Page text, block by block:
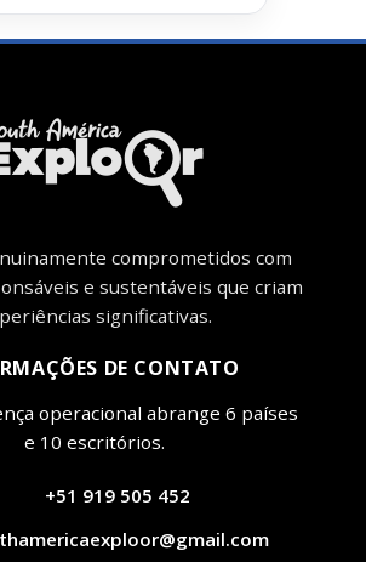
comprometidos com
​​e sustentáveis ​​que criam
significativas.
DE CONTATO
operacional abrange 6 países
e 10 escritórios.
+51 919 505 452